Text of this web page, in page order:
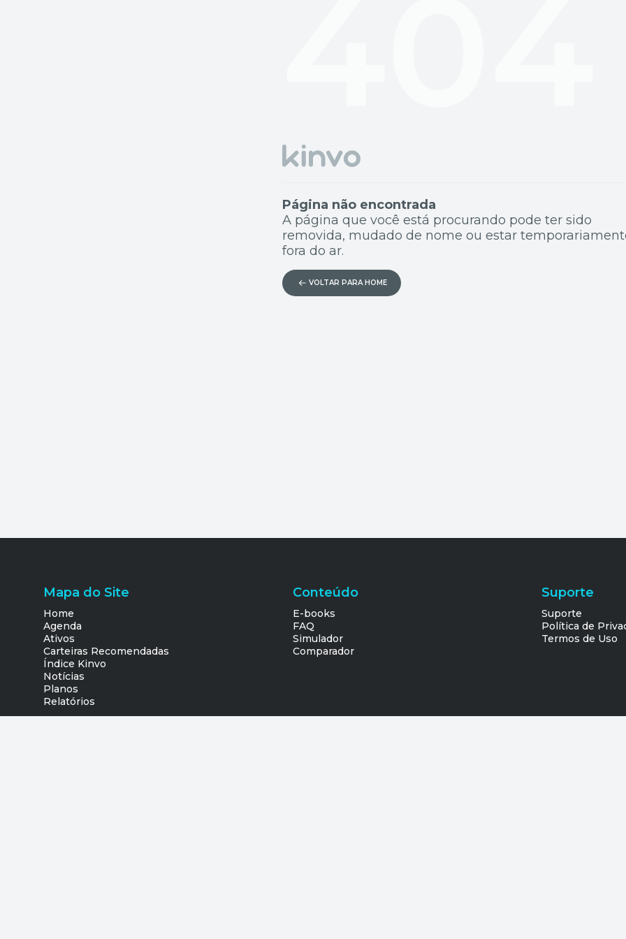
Página não encontrada
A página que você está procurando pode ter sido
removida, mudado de nome ou estar
fora do ar.
VOLTAR PARA HOME
Mapa do Site
Home
Agenda
Ativos
Carteiras Recomendadas
Índice Kinvo
Notícias
Planos
Relatórios
Conteúdo
E-books
FAQ
Simulador
Comparador
Suporte
Suporte
Política de
Termos de Uso